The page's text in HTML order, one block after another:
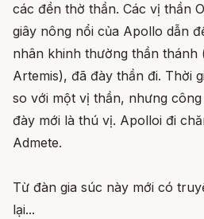
các đền thờ thần. Các vị thần
giây nông nổi của Apollo dẫn
nhân khinh thường thần thánh
Artemis), đã đày thần đi. Thời
so với một vị thần, nhưng
đày mới là thú vị. Apolloi đi
Admete.
Từ đàn gia súc này mới có
lại...